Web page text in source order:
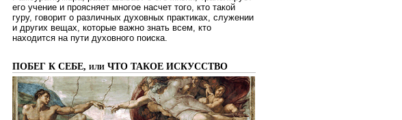
его учение и проясняет многое насчет того, кто такой
гуру, говорит о различных духовных практиках, служении
и других вещах, которые важно знать всем, кто
находится на пути духовного поиска.
ПОБЕГ К СЕБЕ, или ЧТО ТАКОЕ ИСКУССТВО